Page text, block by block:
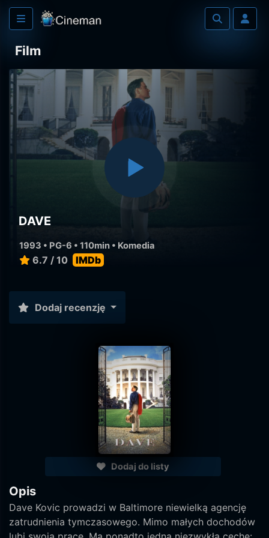
Film
DAVE
1993 • PG-6 • 110min • Komedia
6.7 / 10 IMDb
Dodaj recenzję
Dodaj do listy
Opis
Dave Kovic prowadzi w Baltimore niewielką agencję
zatrudnienia tymczasowego. Mimo małych dochodów